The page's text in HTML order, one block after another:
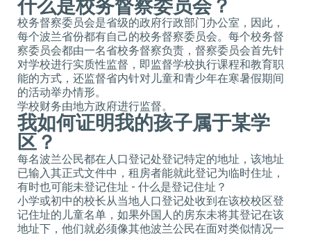
什么是校务督察委员会？
校务督察委员会是省级的政府行政部门办公室，因此，
每个波兰省份都有自己的校务督察委员会。每个校务督
察委员会都由一名省校务督察负责，督察委员会首先针
对学校进行实质性监督，即监督学校执行课程和教育职
能的方式，还监督省内针对儿童和青少年在寒暑假期间
的活动举办情形。
学校财务由地方政府进行监督。
我如何证明我的孩子属于某学
区？
每名波兰公民都在人口登记处登记特定的地址，该地址
已输入其正式文件中，租房者能就此登记为临时住址，
有时也可能未登记住址 - 什么是登记住址？
小学或初中的校长从当地人口登记处收到在该校校区登
记住址的儿童名单，如果外国人的房东未将其登记在该
地址下，他们就必须像其他波兰公民在面对类似情况一